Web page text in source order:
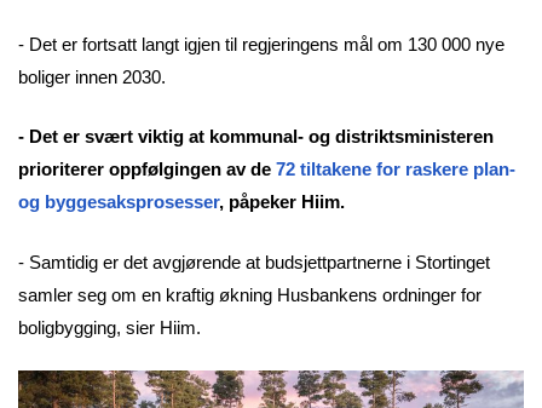
- Det er fortsatt langt igjen til regjeringens mål om 130 000 nye
boliger innen 2030.
- Det er svært viktig at kommunal- og distriktsministeren
prioriterer oppfølgingen av de 72 tiltakene for raskere plan-
og byggesaksprosesser, påpeker Hiim.
- Samtidig er det avgjørende at budsjettpartnerne i Stortinget
samler seg om en kraftig økning Husbankens ordninger for
boligbygging, sier Hiim.